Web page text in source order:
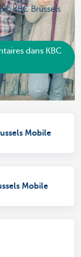
KBC Brussels
dans KBC
Mobile
Mobile